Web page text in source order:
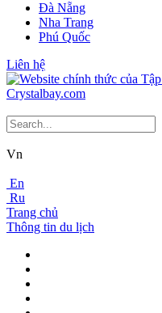
Đà Nẵng
Nha Trang
Phú Quốc
Liên hệ
Vn
En
Ru
Trang chủ
Thông tin du lịch